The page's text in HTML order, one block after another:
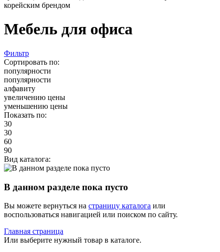
корейским брендом
Мебель для офиса
Фильтр
Сортировать по:
популярности
популярности
алфавиту
увеличению цены
уменьшению цены
Показать по:
30
30
60
90
Вид каталога:
В данном разделе пока пусто
Вы можете вернуться на страницу каталога или
воспользоваться навигацией или поиском по сайту.
Главная страница
Или выберите нужный товар в каталоге.